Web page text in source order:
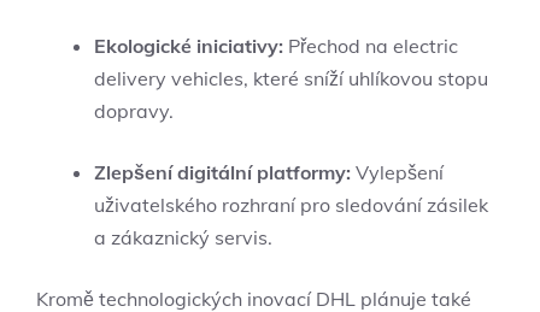
Ekologické iniciativy: Přechod na electric
delivery vehicles, které sníží uhlíkovou stopu
dopravy.
Zlepšení digitální platformy: Vylepšení
uživatelského rozhraní pro sledování zásilek
a zákaznický servis.
Kromě technologických inovací DHL plánuje také